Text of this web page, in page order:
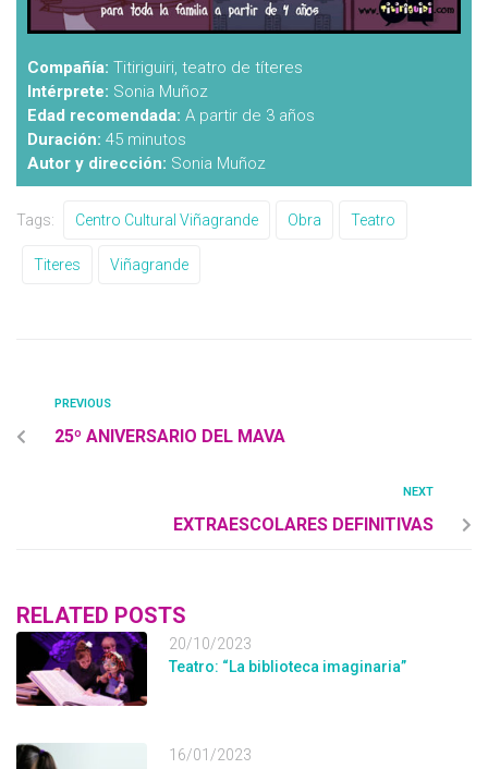
Compañía: Titiriguiri, teatro de títeres
Intérprete: Sonia Muñoz
Edad recomendada: A partir de 3 años
Duración: 45 minutos
Autor y dirección: Sonia Muñoz
Tags: Centro Cultural Viñagrande Obra Teatro
Titeres Viñagrande
PREVIOUS
25º ANIVERSARIO DEL MAVA
NEXT
EXTRAESCOLARES DEFINITIVAS
RELATED POSTS
20/10/2023
Teatro: “La biblioteca imaginaria”
16/01/2023